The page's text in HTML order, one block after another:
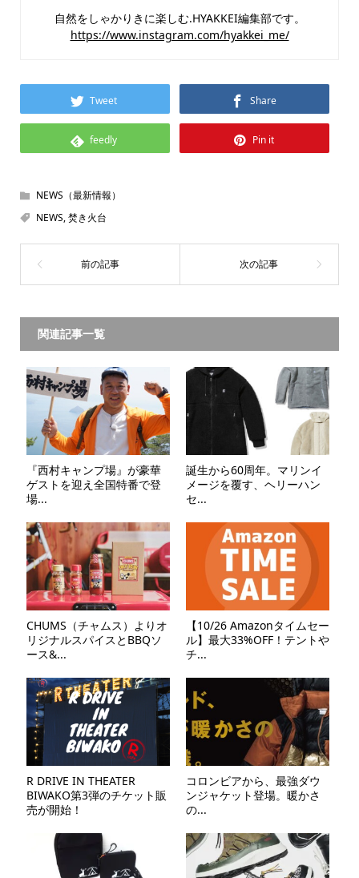
自然をしゃかりきに楽しむ.HYAKKEI編集部です。
https://www.instagram.com/hyakkei_me/
Tweet Share
feedly Pin it
NEWS（最新情報）
NEWS,焚き火台
関連記事一覧
『西村キャンプ場』が豪華
ゲストを迎え全国特番で登
場...
誕生から60周年。マリンイ
メージを覆す、ヘリーハン
セ...
CHUMS（チャムス）よりオ
リジナルスパイスとBBQソ
ース&...
【10/26 Amazonタイムセー
ル】最大33%OFF！テントや
チ...
R DRIVE IN THEATER
BIWAKO第3弾のチケット販
売が開始！
コロンビアから、最強ダウ
ンジャケット登場。暖かさ
の...